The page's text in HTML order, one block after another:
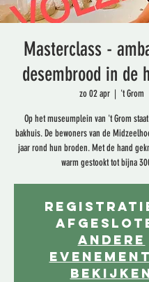
Masterclass -
desembrood in de
zo 02 apr
  |
't Grom
Op het museumplein van 't Grom
bakhuis. De bewoners van de
jaar rond hun broden. Met de hand
warm gestookt tot bijna
Andere